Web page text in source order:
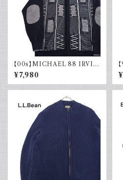
【00s】MICHAEL 88 IRVIN
デザインニット ジップアップ エ
ルボーパッチ 古着 レトロ モード
アクリル
¥7,980